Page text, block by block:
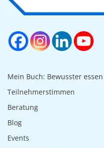
Mein Buch: Bewusster essen
Teilnehmerstimmen
Beratung
Blog
Events